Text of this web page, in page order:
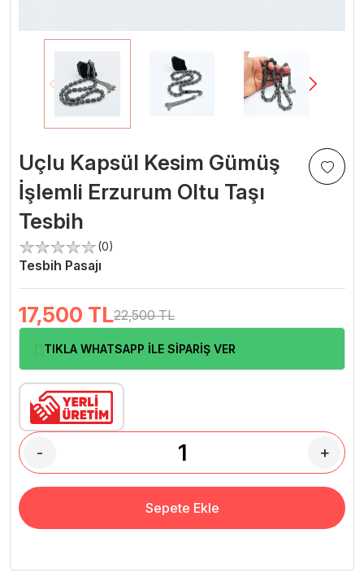
Uçlu Kapsül Kesim Gümüş
İşlemli Erzurum Oltu Taşı
Tesbih
(0)
Tesbih Pasajı
17,500 TL22,500 TL
TIKLA WHATSAPP İLE SİPARİŞ VER
- +
Sepete Ekle